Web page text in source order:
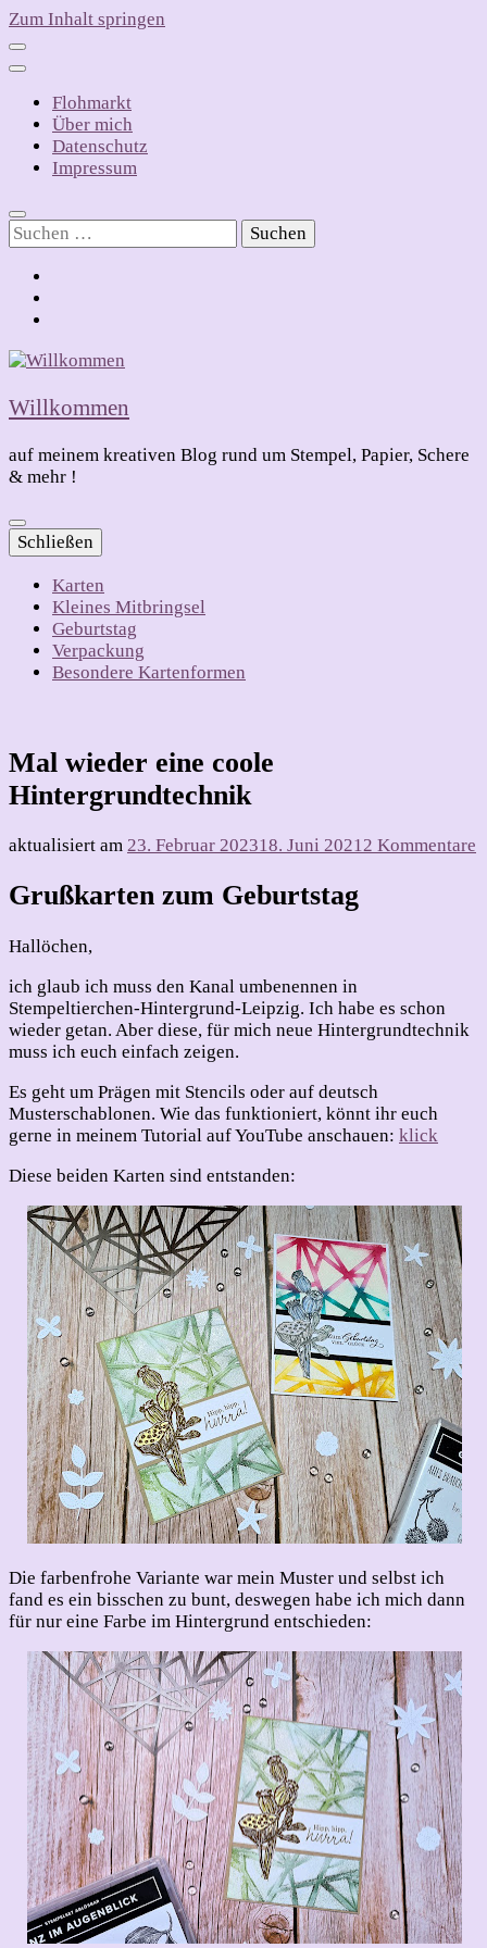
Zum Inhalt springen
Flohmarkt
Über mich
Datenschutz
Impressum
Suchen
nach:
Willkommen
auf meinem kreativen Blog rund um Stempel, Papier, Schere
& mehr !
Schließen
Karten
Kleines Mitbringsel
Geburtstag
Verpackung
Besondere Kartenformen
Mal wieder eine coole
Hintergrundtechnik
aktualisiert am 23. Februar 202318. Juni 20212 Kommentare
Grußkarten zum Geburtstag
Hallöchen,
ich glaub ich muss den Kanal umbenennen in
Stempeltierchen-Hintergrund-Leipzig. Ich habe es schon
wieder getan. Aber diese, für mich neue Hintergrundtechnik
muss ich euch einfach zeigen.
Es geht um Prägen mit Stencils oder auf deutsch
Musterschablonen. Wie das funktioniert, könnt ihr euch
gerne in meinem Tutorial auf YouTube anschauen: klick
Diese beiden Karten sind entstanden:
Die farbenfrohe Variante war mein Muster und selbst ich
fand es ein bisschen zu bunt, deswegen habe ich mich dann
für nur eine Farbe im Hintergrund entschieden: